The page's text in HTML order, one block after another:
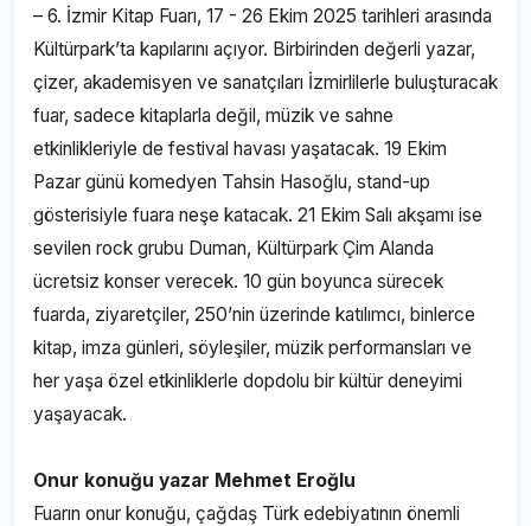
– 6. İzmir Kitap Fuarı, 17 - 26 Ekim 2025 tarihleri arasında
Kültürpark’ta kapılarını açıyor. Birbirinden değerli yazar,
çizer, akademisyen ve sanatçıları İzmirlilerle buluşturacak
fuar, sadece kitaplarla değil, müzik ve sahne
etkinlikleriyle de festival havası yaşatacak. 19 Ekim
Pazar günü komedyen Tahsin Hasoğlu, stand-up
gösterisiyle fuara neşe katacak. 21 Ekim Salı akşamı ise
sevilen rock grubu Duman, Kültürpark Çim Alanda
ücretsiz konser verecek. 10 gün boyunca sürecek
fuarda, ziyaretçiler, 250’nin üzerinde katılımcı, binlerce
kitap, imza günleri, söyleşiler, müzik performansları ve
her yaşa özel etkinliklerle dopdolu bir kültür deneyimi
yaşayacak.
Onur konuğu yazar Mehmet Eroğlu
Fuarın onur konuğu, çağdaş Türk edebiyatının önemli